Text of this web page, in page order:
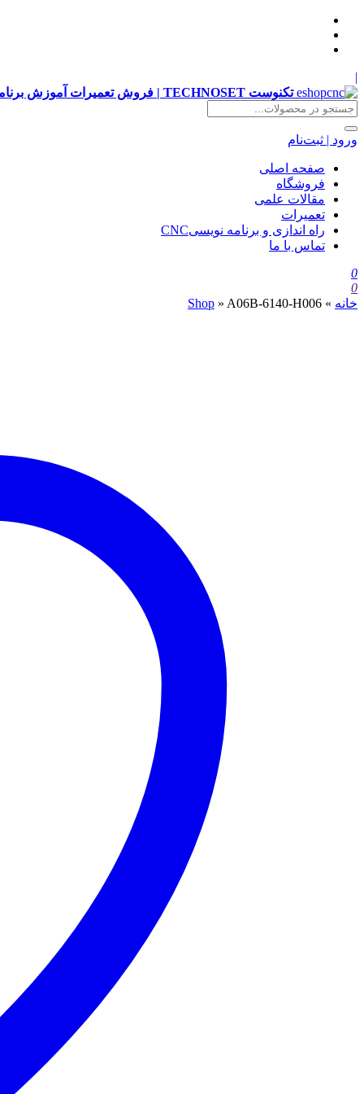
|
تکنوست TECHNOSET | فروش تعمیرات آموزش برنامه نویسی cnc زیمنس فانوک هایدن siemens ,fanuc, heidenhain ,hust, gsk
ورود | ثبت‌نام
صفحه اصلی
فروشگاه
مقالات علمی
تعمیرات
راه اندازی و برنامه نویسیCNC
تماس با ما
0
0
خانه »
Shop » A06B-6140-H006